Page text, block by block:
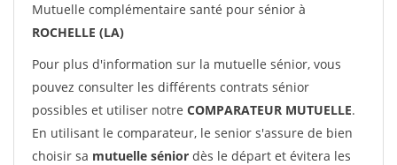
Mutuelle complémentaire santé pour sénior à
ROCHELLE (LA)
Pour plus d'information sur la mutuelle sénior, vous
pouvez consulter les différents contrats sénior
possibles et utiliser notre COMPARATEUR MUTUELLE.
En utilisant le comparateur, le senior s'assure de bien
choisir sa mutuelle sénior dès le départ et évitera les